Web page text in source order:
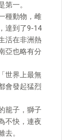
一。
種動物，雌
達到了9-14
活在非洲熱
亞也略有分
世界上最無
會發起猛烈
籠子，獅子
不快，連夜
。